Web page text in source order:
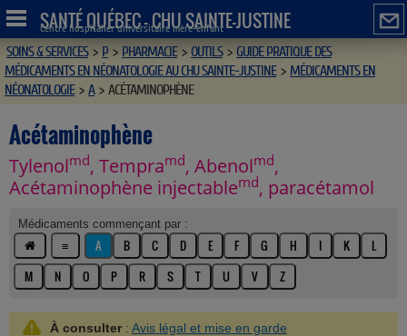
SANTÉ QUÉBEC - CHU SAINTE-JUSTINE
Centre hospitalier universitaire mère-enfant
SOINS & SERVICES > P > PHARMACIE > OUTILS > GUIDE PRATIQUE DES
MÉDICAMENTS EN NÉONATOLOGIE AU CHU SAINTE-JUSTINE > MÉDICAMENTS EN
NÉONATOLOGIE > A > ACÉTAMINOPHÈNE
Acétaminophène
Tylenolmd, Tempramd, Abenolmd,
Acétaminophène injectablemd, paracétamol
Médicaments commençant par :
≡ A B C D E F G H I K
L
M
N O P R S T U V Z
À consulter : Avis légal et mise en garde